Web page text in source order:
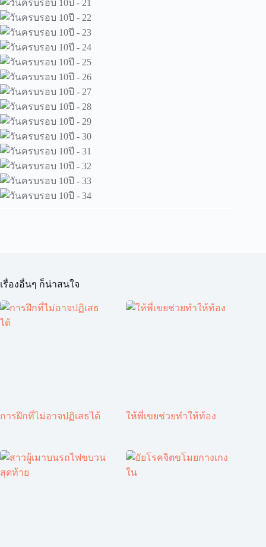
เรื่องอื่นๆ ก็น่าสนใจ
การฝึกที่ไม่อาจปฏิเสธได้ ให้พี่เขยช่วยทำให้ท้อง